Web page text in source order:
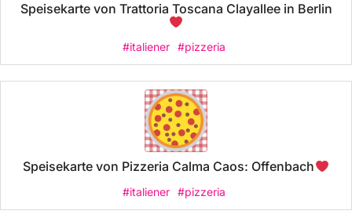
Speisekarte von Trattoria Toscana Clayallee in Berlin
#italiener #pizzeria
Speisekarte von Pizzeria Calma Caos: Offenbach
#italiener #pizzeria